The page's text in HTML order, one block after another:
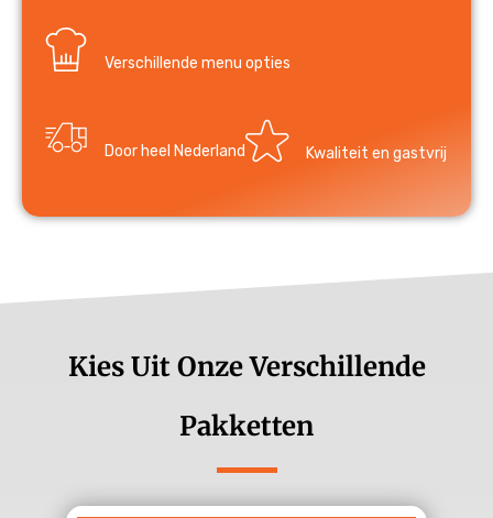
Verschillende menu opties
Door heel Nederland Kwaliteit en gastvrij
Kies Uit Onze Verschillende
Pakketten